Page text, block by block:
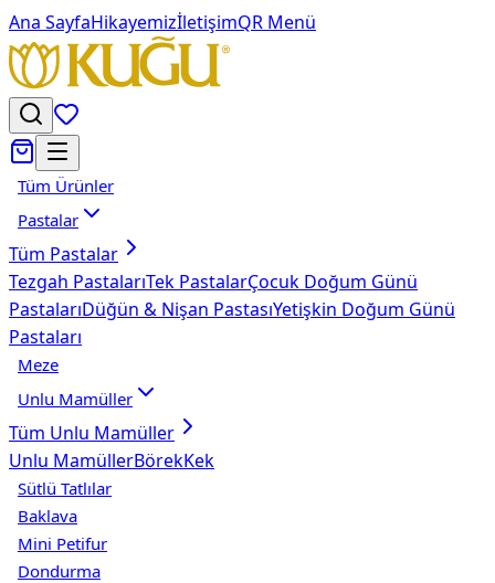
Ana SayfaHikayemizİletişimQR Menü
Tüm Ürünler
Pastalar
Tüm Pastalar
Tezgah PastalarıTek PastalarÇocuk Doğum Günü
PastalarıDüğün & Nişan PastasıYetişkin Doğum Günü
Pastaları
Meze
Unlu Mamüller
Tüm Unlu Mamüller
Unlu MamüllerBörekKek
Sütlü Tatlılar
Baklava
Mini Petifur
Dondurma